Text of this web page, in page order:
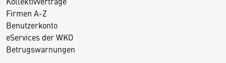
Firmen A-Z
Benutzerkonto
eServices der WKO
Betrugswarnungen